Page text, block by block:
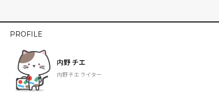
PROFILE
内野 チエ
内野 チエ ライター